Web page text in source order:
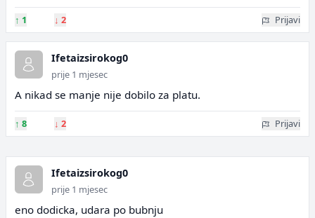
↑ 1 ↓ 2 Prijavi
Ifetaizsirokog0
prije 1 mjesec
A nikad se manje nije dobilo za platu.
↑ 8 ↓ 2 Prijavi
Ifetaizsirokog0
prije 1 mjesec
eno dodicka, udara po bubnju